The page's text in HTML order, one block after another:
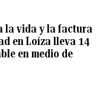
la vida y la factura
en Loíza lleva 14
en medio de